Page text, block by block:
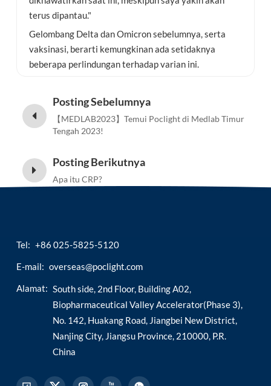
terus dipantau."
Gelombang Delta dan Omicron sebelumnya, serta
vaksinasi, berarti kemungkinan ada setidaknya
beberapa perlindungan terhadap varian ini.
Posting Sebelumnya
【MEDLAB2023】Temui Poclight di Medlab Timur
Tengah 2023!
Posting Berikutnya
Apa itu CRP?
Tel: +86 025-5825-5120
E-mail: overseas@poclight.com
Alamat: South side, 2nd Floor, Building A02,
Biopharmaceutical Valley Accelerator(Phase 3),
No. 142, Huakang Road, Jiangbei New District,
Nanjing City, Jiangsu Province, 210000, P.R.
China